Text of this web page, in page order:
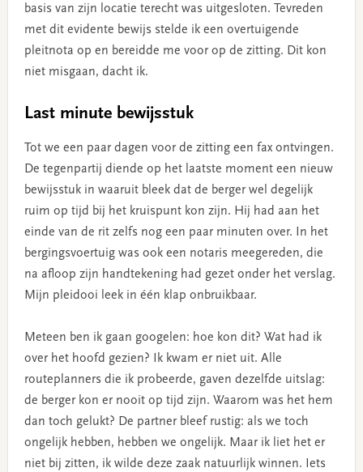
basis van zijn locatie terecht was uitgesloten. Tevreden
met dit evidente bewijs stelde ik een overtuigende
pleitnota op en bereidde me voor op de zitting. Dit kon
niet misgaan, dacht ik.
Last minute bewijsstuk
Tot we een paar dagen voor de zitting een fax ontvingen.
De tegenpartij diende op het laatste moment een nieuw
bewijsstuk in waaruit bleek dat de berger wel degelijk
ruim op tijd bij het kruispunt kon zijn. Hij had aan het
einde van de rit zelfs nog een paar minuten over. In het
bergingsvoertuig was ook een notaris meegereden, die
na afloop zijn handtekening had gezet onder het verslag.
Mijn pleidooi leek in één klap onbruikbaar.
Meteen ben ik gaan googelen: hoe kon dit? Wat had ik
over het hoofd gezien? Ik kwam er niet uit. Alle
routeplanners die ik probeerde, gaven dezelfde uitslag:
de berger kon er nooit op tijd zijn. Waarom was het hem
dan toch gelukt? De partner bleef rustig: als we toch
ongelijk hebben, hebben we ongelijk. Maar ik liet het er
niet bij zitten, ik wilde deze zaak natuurlijk winnen. Iets